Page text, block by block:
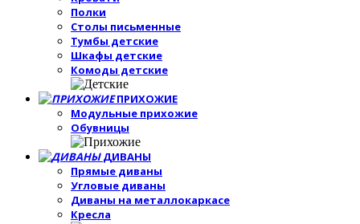
Полки
Столы письменные
Тумбы детские
Шкафы детские
Комоды детские
ПРИХОЖИЕ
Модульные прихожие
Обувницы
ДИВАНЫ
Прямые диваны
Угловые диваны
Диваны на металлокаркасе
Кресла